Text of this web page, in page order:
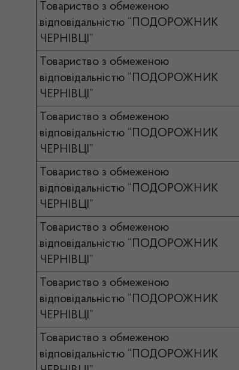
Товариство з обмеженою
відповідальністю “ПОДОРОЖНИК
ЧЕРНІВЦІ”
Товариство з обмеженою
відповідальністю “ПОДОРОЖНИК
ЧЕРНІВЦІ”
Товариство з обмеженою
відповідальністю “ПОДОРОЖНИК
ЧЕРНІВЦІ”
Товариство з обмеженою
відповідальністю “ПОДОРОЖНИК
ЧЕРНІВЦІ”
Товариство з обмеженою
відповідальністю “ПОДОРОЖНИК
ЧЕРНІВЦІ”
Товариство з обмеженою
відповідальністю “ПОДОРОЖНИК
ЧЕРНІВЦІ”
Товариство з обмеженою
відповідальністю “ПОДОРОЖНИК